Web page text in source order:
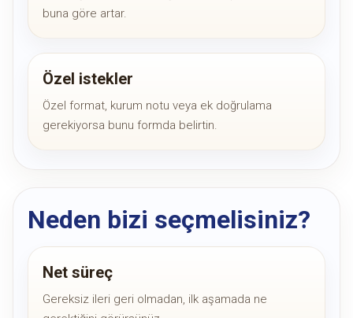
buna göre artar.
Özel istekler
Özel format, kurum notu veya ek doğrulama
gerekiyorsa bunu formda belirtin.
Neden bizi seçmelisiniz?
Net süreç
Gereksiz ileri geri olmadan, ilk aşamada ne